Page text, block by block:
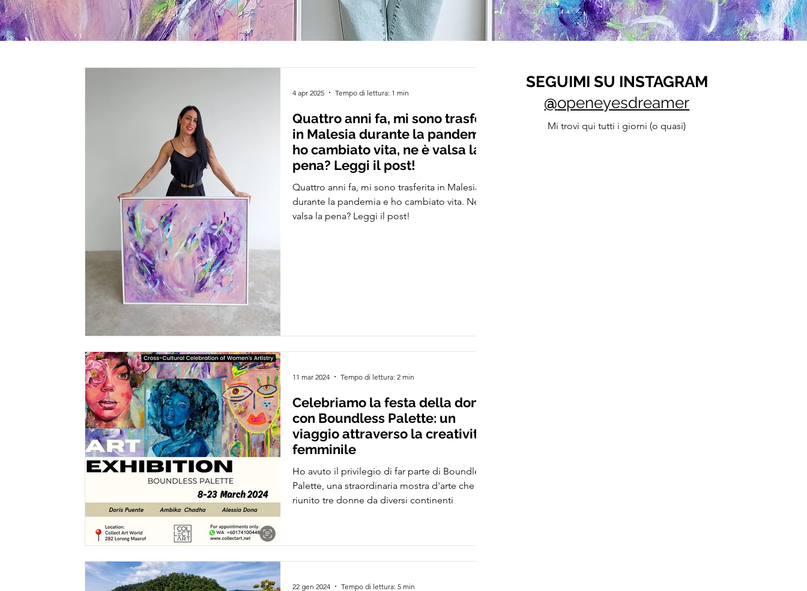
Quattro anni fa, mi sono trasferita
in Malesia durante la pandemia e
ho cambiato vita, ne è valsa la
pena? Leggi il post!
Quattro anni fa, mi sono trasferita in Malesia
durante la pandemia e ho cambiato vita. Ne è
valsa la pena? Leggi il post!
4 apr 2025 Tempo di lettura: 1 min
Celebriamo la festa della donna
con Boundless Palette: un
viaggio attraverso la creatività
femminile
Ho avuto il privilegio di far parte di Boundless
Palette, una straordinaria mostra d'arte che ha
riunito tre donne da diversi continenti
11 mar 2024 Tempo di lettura: 2 min
22 gen 2024 Tempo di lettura: 5 min
SEGUIMI SU INSTAGRAM
@openeyesdreamer
Mi trovi qui tutti i giorni (o quasi)